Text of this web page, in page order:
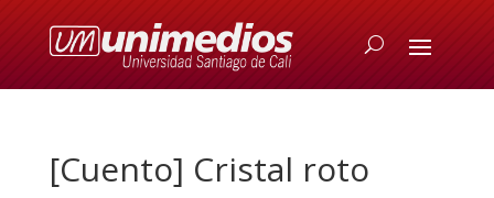
[Cuento] Cristal roto